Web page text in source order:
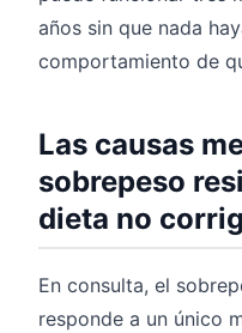
años sin que nada
comportamiento de
Las causas
sobrepeso
dieta no
En consulta, el
responde a un único